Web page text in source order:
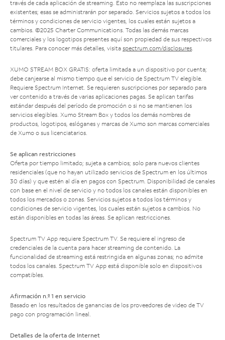
través de cada aplicación de streaming. Esto no reemplaza las suscripciones
existentes; esas se administrarán por separado. Servicios sujetos a todos los
términos y condiciones de servicio vigentes, los cuales están sujetos a
cambios. ©2025 Charter Communications. Todas las demás marcas
comerciales y los logotipos presentes aquí son propiedad de sus respectivos
titulares. Para conocer más detalles, visita spectrum.com/disclosures.
XUMO STREAM BOX GRATIS: oferta limitada a un dispositivo por cuenta;
debe canjearse al mismo tiempo que el servicio de Spectrum TV elegible.
Requiere Spectrum Internet. Se requieren suscripciones por separado para
ver contenido a través de varias aplicaciones pagas. Se aplican tarifas
estándar después del período de promoción o si no se mantienen los
servicios elegibles. Xumo Stream Box y todos los demás nombres de
productos, logotipos, eslóganes y marcas de Xumo son marcas comerciales
de Xumo o sus licenciatarios.
Se aplican restricciones
Oferta por tiempo limitado; sujeta a cambios; solo para nuevos clientes
residenciales (que no hayan utilizado servicios de Spectrum en los últimos
30 días) y que estén al día en pagos con Spectrum. Disponibilidad de canales
con base en el nivel de servicio y no todos los canales están disponibles en
todos los mercados o zonas. Servicios sujetos a todos los términos y
condiciones de servicio vigentes, los cuales están sujetos a cambios. No
están disponibles en todas las áreas. Se aplican restricciones.
Spectrum TV App requiere Spectrum TV. Se requiere el ingreso de
credenciales de la cuenta para hacer streaming de contenido. La
funcionalidad de streaming está restringida en algunas zonas; no admite
todos los canales. Spectrum TV App está disponible solo en dispositivos
compatibles.
Afirmación n.º 1 en servicio
Basado en los resultados de ganancias de los proveedores de video de TV
pago con programación lineal.
Detalles de la oferta de Internet